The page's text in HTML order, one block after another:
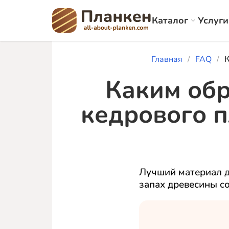
Каталог Услуги
Главная FAQ
Каким
кедрового
Лучший материал
запах древесины